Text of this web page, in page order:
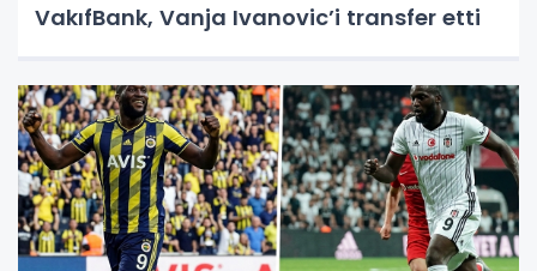
VakıfBank, Vanja Ivanovic’i transfer etti